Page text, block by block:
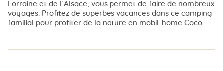
Lorraine et de l’Alsace, vous permet de faire de nombreux
voyages. Profitez de superbes vacances dans ce camping
familial pour profiter de la nature en mobil-home Coco.